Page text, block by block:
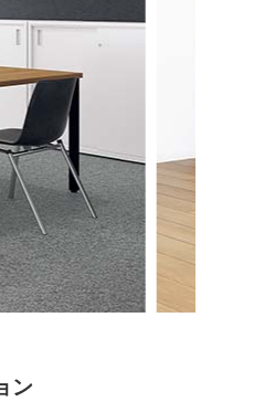
ン